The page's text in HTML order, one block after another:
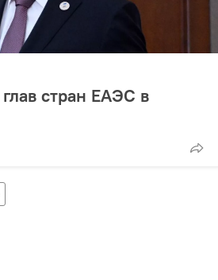
стран ЕАЭС в